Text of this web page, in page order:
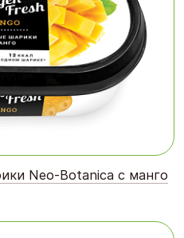
Neo-Botanica с манго